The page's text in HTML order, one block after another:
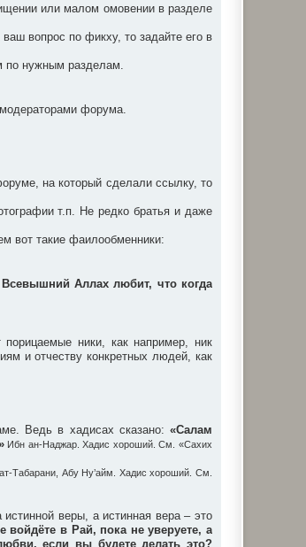
или малом омовении в разделе
вопрос по фикху, то задайте его в
по нужным разделам.
форума.
на который сделали ссылку, то
т.п. Не редко братья и даже
вот такие фаилообменники:
Всевышний Аллах любит, что когда
ники, как например, ник
и отчеству конкретных людей, как
Ведь в хадисах сказано: «Салам
Ибн ан-Наджар. Хадис хороший. См. «Сахих
ат-Табарани, Абу Ну’айм. Хадис хороший. См.
веры, а истинная вера – это
войдёте в Рай, пока не уверуете, а
если вы будете делать это?